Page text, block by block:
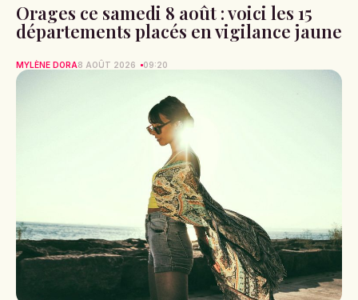
Orages ce samedi 8 août : voici les 15
départements placés en vigilance jaune
MYLÈNE DORA8 AOÛT 2026 09:20